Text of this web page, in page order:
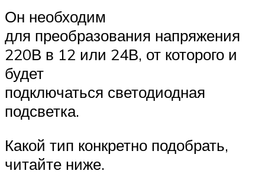
Он необходим
для преобразования напряжения
220В в 12 или 24В, от которого и
будет
подключаться светодиодная
подсветка.
Какой тип конкретно подобрать,
читайте ниже.